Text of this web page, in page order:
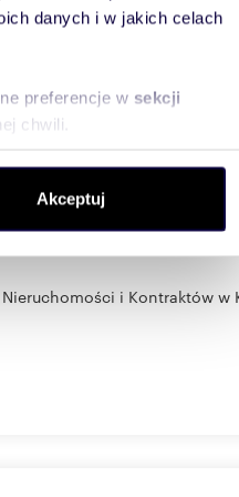
danych i w jakich celach
preferencje w sekcji
chwili.
społecznościowym,
od Ciebie lub
Akceptuj
i Kontraktów